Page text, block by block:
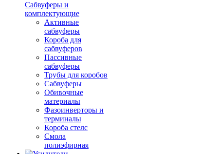
Сабвуферы и
комплектующие
Активные
сабвуферы
Короба для
сабвуферов
Пассивные
сабвуферы
Трубы для коробов
Сабвуферы
Обивочные
материалы
Фазоинверторы и
терминалы
Короба стелс
Смола
полиэфирная